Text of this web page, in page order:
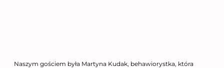
Naszym gościem była Martyna Kudak, behawiorystka, która